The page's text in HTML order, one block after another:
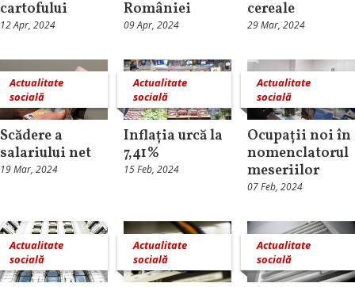
cartofului
12 Apr, 2024
României
09 Apr, 2024
cereale
29 Mar, 2024
Actualitate
socială
Scădere a
salariului net
19 Mar, 2024
Actualitate
socială
Inflația urcă la
7,41%
15 Feb, 2024
Actualitate
socială
Ocupații noi în
nomenclatorul
meseriilor
07 Feb, 2024
Actualitate
socială
Actualitate
socială
Actualitate
socială